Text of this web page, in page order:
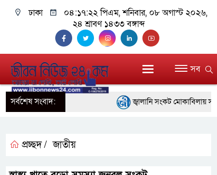
ঢাকা ০৪:১৭:২৩ পিএম, শনিবার, ০৮ অগাস্ট ২০২৬,
২৪ শ্রাবণ ১৪৩৩ বঙ্গাব্দ
সব
সর্বশেষ সংবাদ:
জ্বালানি সংকট মোকাবিলায়
প্রচ্ছদ / জাতীয়